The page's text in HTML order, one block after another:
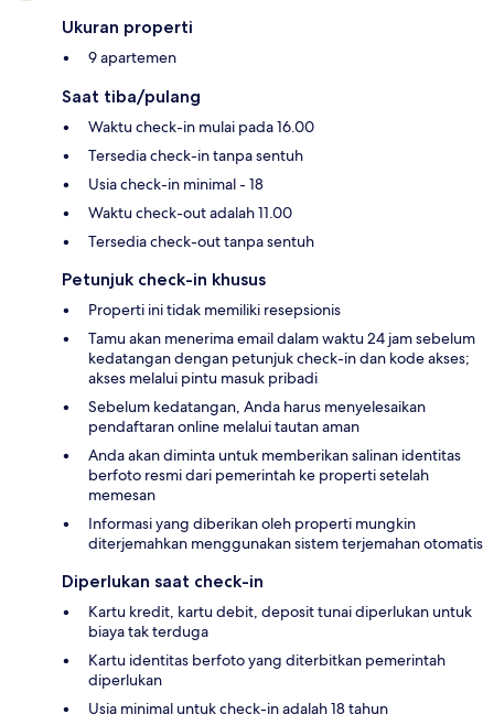
Ukuran properti
9 apartemen
Saat tiba/pulang
Waktu check-in mulai pada 16.00
Tersedia check-in tanpa sentuh
Usia check-in minimal - 18
Waktu check-out adalah 11.00
Tersedia check-out tanpa sentuh
Petunjuk check-in khusus
Properti ini tidak memiliki resepsionis
Tamu akan menerima email dalam waktu 24 jam sebelum
kedatangan dengan petunjuk check-in dan kode akses;
akses melalui pintu masuk pribadi
Sebelum kedatangan, Anda harus menyelesaikan
pendaftaran online melalui tautan aman
Anda akan diminta untuk memberikan salinan identitas
berfoto resmi dari pemerintah ke properti setelah
memesan
Informasi yang diberikan oleh properti mungkin
diterjemahkan menggunakan sistem terjemahan otomatis
Diperlukan saat check-in
Kartu kredit, kartu debit, deposit tunai diperlukan untuk
biaya tak terduga
Kartu identitas berfoto yang diterbitkan pemerintah
diperlukan
Usia minimal untuk check-in adalah 18 tahun